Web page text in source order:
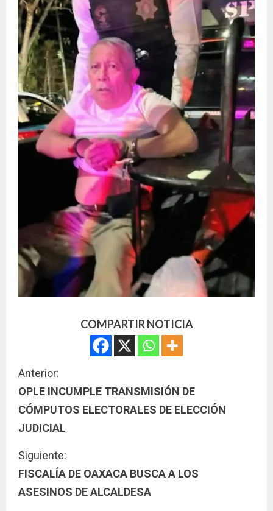
COMPARTIR NOTICIA
S
i
g
u
e
Anterior:
OPLE INCUMPLE TRANSMISIÓN DE
CÓMPUTOS ELECTORALES DE ELECCIÓN
JUDICIAL
Siguiente:
FISCALÍA DE OAXACA BUSCA A LOS
ASESINOS DE ALCALDESA